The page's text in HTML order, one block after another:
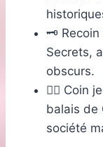
🗝️ Recoin
Secrets,
obscurs.
🧙‍♂️ Coin
balais de
société